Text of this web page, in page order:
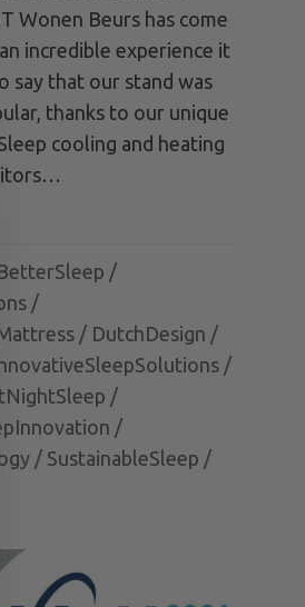
Wonen Beurs has come
incredible experience it
say that our stand was
thanks to our unique
cooling and heating
KOZ-E Sleep at the VT Wonen
/
/
/ DutchDesign /
/
/
/
/ SustainableSleep /